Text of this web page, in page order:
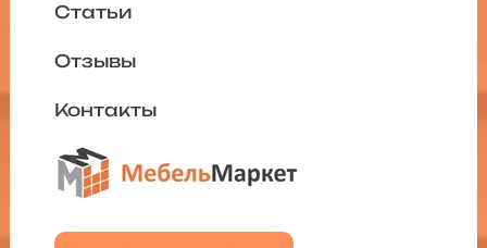
Статьи
Отзывы
Контакты